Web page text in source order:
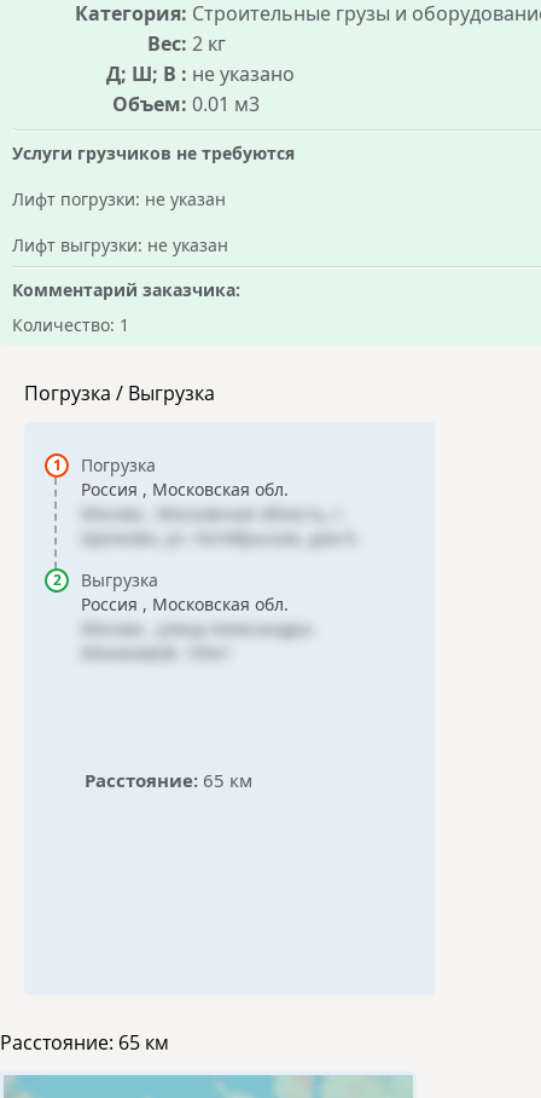
Категория: Строительные грузы и
Вес: 2 кг
Д; Ш; В : не указано
Объем: 0.01 м3
Услуги грузчиков не требуются
Лифт погрузки: не указан
Лифт выгрузки: не указан
Комментарий заказчика:
Количество: 1
Погрузка / Выгрузка
Погрузка
Россия , Московская обл.
Москва , Московская область, г.
Щелково, ул. Октябрьская, дом 6.
Выгрузка
Россия , Московская обл.
Москва , улица Александры
Монаховой, 105к1
Расстояние: 65 км
Расстояние: 65 км